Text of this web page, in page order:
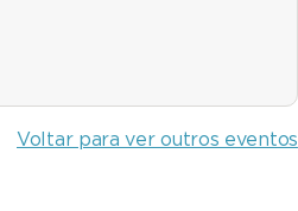
Voltar para ver outros eventos